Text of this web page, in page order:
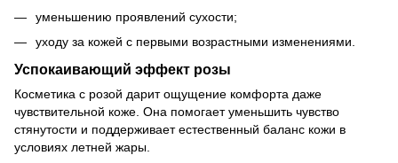
уменьшению проявлений сухости;
уходу за кожей с первыми возрастными изменениями.
Успокаивающий эффект розы
Косметика с розой дарит ощущение комфорта даже
чувствительной коже. Она помогает уменьшить чувство
стянутости и поддерживает естественный баланс кожи в
условиях летней жары.